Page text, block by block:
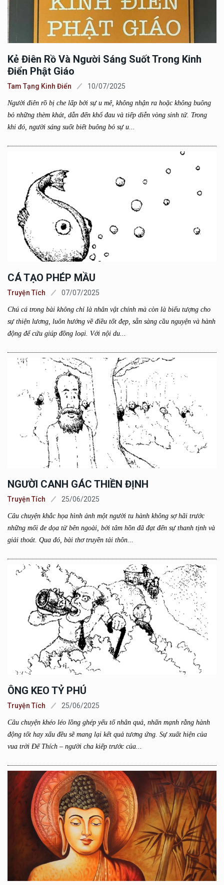
Kẻ Điên Rồ Và Người Sáng Suốt Trong Kinh
Điển Phật Giáo
Tam Tạng Kinh Điển 10/07/2025
Người điên rồ bị che lấp bởi sự u mê, không nhận ra hoặc không buông
bỏ những thèm khát, dẫn đến khổ đau và tiếp diễn vòng sinh tử. Trong
khi đó, người sáng suốt biết buông bỏ sự u...
CÁ TẠO PHÉP MẦU
Truyện Tích 07/07/2025
Chú cá trong bài không chỉ là nhân vật chính mà còn là biểu tượng cho
sự thiện lương, luôn hướng về điều tốt đẹp, sẵn sàng cầu nguyện và hành
động để cứu giúp đồng loại. Với nội du...
NGƯỜI CANH GÁC THIỀN ĐỊNH
Truyện Tích 25/06/2025
Câu chuyện khắc họa hình ảnh một người tu hành không sợ hãi trước
những mối đe dọa từ bên ngoài, bởi tâm hồn đã đạt đến sự thanh tịnh và
giải thoát. Qua đó, bài thơ truyền tải thôn...
ÔNG KEO TỶ PHÚ
Truyện Tích 25/06/2025
Câu chuyện khéo léo lồng ghép yếu tố nhân quả, nhấn mạnh rằng hành
động tốt hay xấu đều sẽ mang lại kết quả tương ứng. Sự xuất hiện của
vua trời Đế Thích – người cha kiếp trước của...